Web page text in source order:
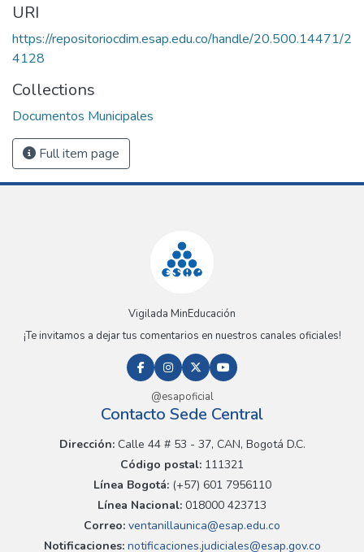
URI
https://repositoriocdim.esap.edu.co/handle/20.500.14471/2
4128
Collections
Documentos Municipales
Full item page
Vigilada MinEducación
¡Te invitamos a dejar tus comentarios en nuestros canales oficiales!
@esapoficial
Contacto Sede Central
Dirección:Calle 44 # 53 - 37, CAN, Bogotá D.C.
Código postal: 111321
Línea Bogotá:(+57) 601 7956110
Línea Nacional: 018000 423713
Correo: ventanillaunica@esap.edu.co
Notificaciones:notificaciones.judiciales@esap.gov.co